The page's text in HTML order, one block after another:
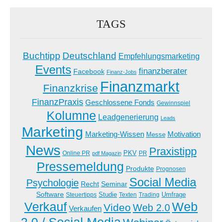
TAGS
Buchtipp Deutschland Empfehlungsmarketing
Events Facebook Finanz-Jobs finanzberater
Finanzkrise Finanzmarkt
FinanzPraxis Geschlossene Fonds Gewinnspiel
Kolumne Leadgenerierung Leads
Marketing Marketing-Wissen Messe Motivation
News Online PR pdf Magazin PKV PR Praxistipp
Pressemeldung Produkte Prognosen
Psychologie Recht Seminar Social Media
Software Steuertipps Studie Texten Trading Umfrage
Verkauf Verkaufen Video Web 2.0Web